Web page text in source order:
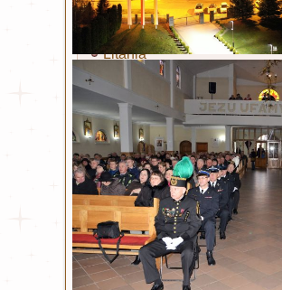
Obraz Jezusa Miłosiernego
Koronka
Litania
Nowenna
Święty Jan Paweł II
Życiorys
Modlitwa i Litania
Wiersze
Bł. ks. Michał Sopoćko